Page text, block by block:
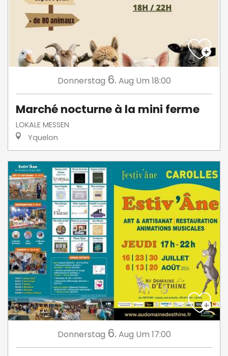
Donnerstag 6. Aug Um 18:00
Marché nocturne à la mini ferme
LOKALE MESSEN
Yquelon
Donnerstag 6. Aug Um 17:00